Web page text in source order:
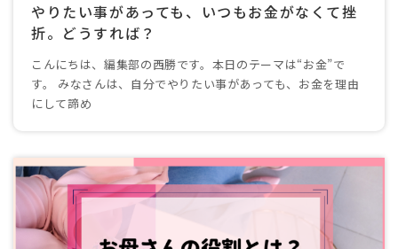
やりたい事があっても、いつもお金がなくて挫
折。どうすれば？
こんにちは、編集部の西勝です。本日のテーマは“お金”で
す。 みなさんは、自分でやりたい事があっても、お金を理由
にして諦め